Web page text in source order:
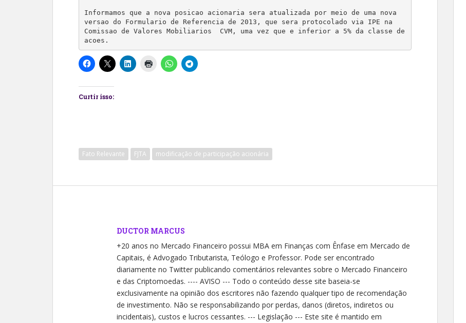
Informamos que a nova posicao acionaria sera atualizada por meio de uma nova
versao do Formulario de Referencia de 2013, que sera protocolado via IPE na
Comissao de Valores Mobiliarios  CVM, uma vez que e inferior a 5% da classe de
acoes.
Curtir isso:
Fato Relevante FJTA modificação de participação acionária
DUCTOR MARCUS
+20 anos no Mercado Financeiro possui MBA em Finanças com Ênfase em Mercado de
Capitais, é Advogado Tributarista, Teólogo e Professor. Pode ser encontrado
diariamente no Twitter publicando comentários relevantes sobre o Mercado Financeiro
e das Criptomoedas. ---- AVISO --- Todo o conteúdo desse site baseia-se
exclusivamente na opinião dos escritores não fazendo qualquer tipo de recomendação
de investimento. Não se responsabilizando por perdas, danos (diretos, indiretos ou
incidentais), custos e lucros cessantes. --- Legislação --- Este site é mantido em